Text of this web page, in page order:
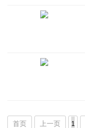
首页 上一页